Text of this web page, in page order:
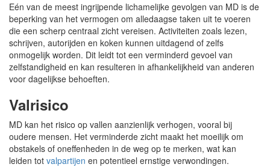
Eén van de meest ingrijpende lichamelijke gevolgen van MD is de
beperking van het vermogen om alledaagse taken uit te voeren
die een scherp centraal zicht vereisen. Activiteiten zoals lezen,
schrijven, autorijden en koken kunnen uitdagend of zelfs
onmogelijk worden. Dit leidt tot een verminderd gevoel van
zelfstandigheid en kan resulteren in afhankelijkheid van anderen
voor dagelijkse behoeften.
Valrisico
MD kan het risico op vallen aanzienlijk verhogen, vooral bij
oudere mensen. Het verminderde zicht maakt het moeilijk om
obstakels of oneffenheden in de weg op te merken, wat kan
leiden tot valpartijen en potentieel ernstige verwondingen.